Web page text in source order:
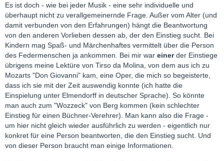
Es ist doch - wie bei jeder Musik - eine sehr individuelle und
überhaupt nicht zu verallgemeinernde Frage. Außer vom Alter (und
damit verbunden von den Erfahrungen) hängt die Beantwortung
von den anderen Vorlieben dessen ab, der den Einstieg sucht. Bei
Kindern mag Spaß- und Märchenhaftes vermittelt über die Person
des Federmenschen ja ankommen. Bei mir war einerder Einstiege
übrigens meine Lektüre von Tirso da Molina, von dem aus ich zu
Mozarts "Don Giovanni" kam, eine Oper, die mich so begeisterte,
dass ich sie mit der Zeit auswendig konnte (ich hatte die
Einspielung unter Elmendorff in deutscher Sprache). So könnte
man auch zum "Wozzeck" von Berg kommen (kein schlechter
Einstieg für einen Büchner-Verehrer). Man kann also die Frage -
um hier nicht gleich wieder ausführlich zu werden - eigentlich nur
konkret für eine Person beantworten, die den Einstieg sucht. Und
von dieser Person braucht man einige Informationen.